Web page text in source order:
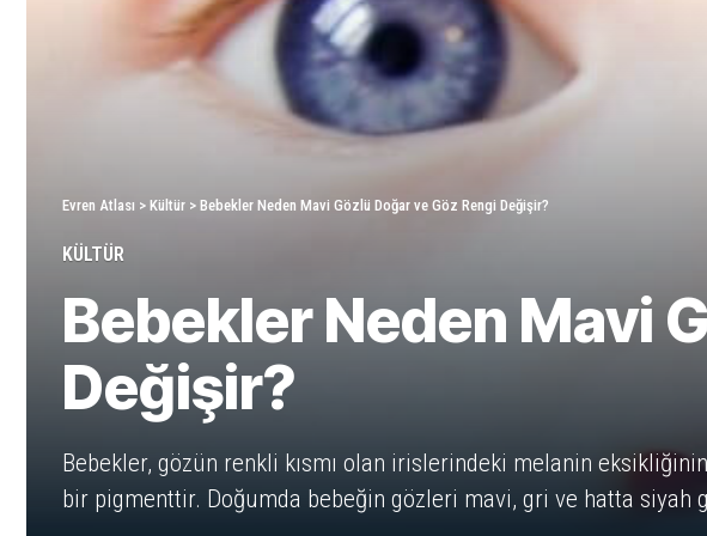
Evren Atlası > Kültür > Bebekler Neden Mavi Gözlü Doğar ve Göz Rengi Değişir?
KÜLTÜR
Bebekler Neden Mavi
Değişir?
Bebekler, gözün renkli kısmı olan irislerindeki melanin
bir pigmenttir. Doğumda bebeğin gözleri mavi, gri ve hatta siyah